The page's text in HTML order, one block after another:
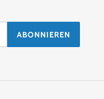
ABONNIEREN